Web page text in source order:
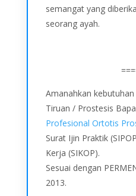
semangat yang
seorang ayah.
Amanahkan
Tiruan / Prostesis
Profesional Ortotis
Surat Ijin Praktik
Kerja (SIKOP).
Sesuai dengan
2013.